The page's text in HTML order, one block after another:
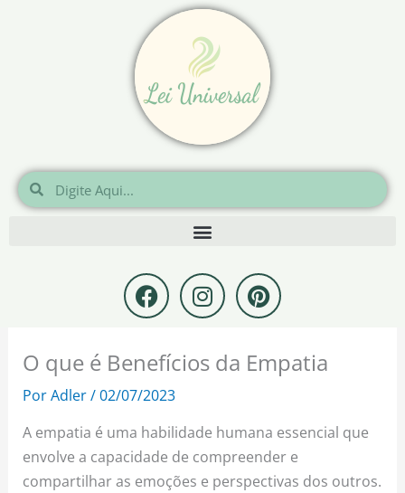
Pesquisar
Pesquisar
F
a
c
e
b
o
k
I
n
s
t
a
r
a
m
P
i
n
t
e
s
t
O que é Benefícios da Empatia
PorAdler/02/07/2023
A empatia é uma habilidade humana essencial que
envolve a capacidade de compreender e
compartilhar as emoções e perspectivas dos outros.